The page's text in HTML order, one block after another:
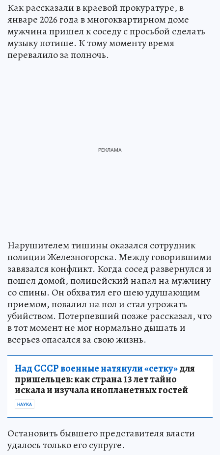
Как рассказали в краевой прокуратуре, в
январе 2026 года в многоквартирном доме
мужчина пришел к соседу с просьбой сделать
музыку потише. К тому моменту время
перевалило за полночь.
Нарушителем тишины оказался сотрудник
полиции Железногорска. Между говорившими
завязался конфликт. Когда сосед развернулся и
пошел домой, полицейский напал на мужчину
со спины. Он обхватил его шею удушающим
приемом, повалил на пол и стал угрожать
убийством. Потерпевший позже рассказал, что
в тот момент не мог нормально дышать и
всерьез опасался за свою жизнь.
Над СССР военные натянули «сетку»для
пришельцев: как страна 13 лет тайно
искала и изучала инопланетных гостей
НАУКА
Остановить бывшего представителя власти
удалось только его супруге.